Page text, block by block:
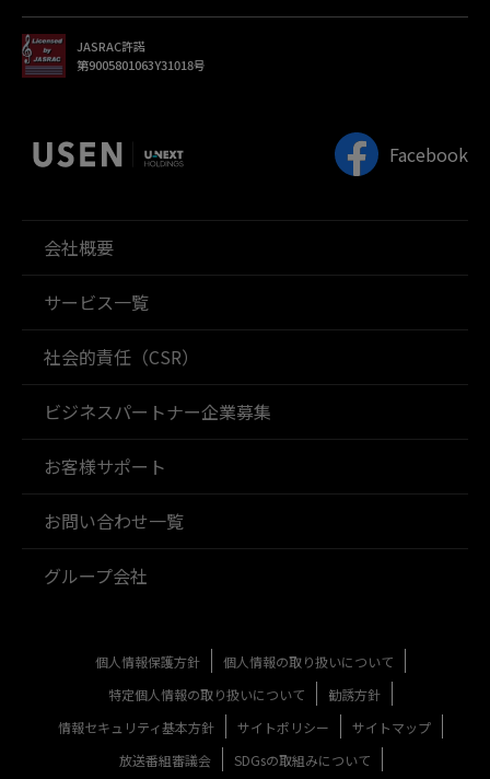
JASRAC許諾
第9005801063Y31018号
Facebook
会社概要
サービス一覧
社会的責任（CSR）
ビジネスパートナー企業募集
お客様サポート
お問い合わせ一覧
グループ会社
個人情報保護方針
個人情報の取り扱いについて
特定個人情報の取り扱いについて
勧誘方針
情報セキュリティ基本方針
サイトポリシー
サイトマップ
放送番組審議会
SDGsの取組みについて